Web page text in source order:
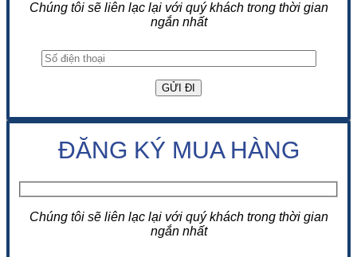
Chúng tôi sẽ liên lạc lại với quý khách trong thời gian
ngắn nhất
ĐĂNG KÝ MUA HÀNG
Chúng tôi sẽ liên lạc lại với quý khách trong thời gian
ngắn nhất